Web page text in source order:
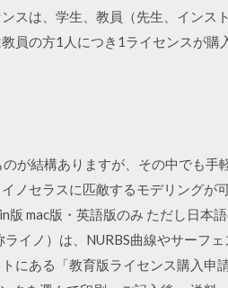
スは、学生、教員（先生、インス
員の方1人につき1ライセンスが
が結構ありますが、その中でも手
ノセラスに匹敵するモデリングが
mac版・英語版のみ ただし日本
イノ）は、NURBS曲線やサーフェ
ある「教育版ライセンス購入申